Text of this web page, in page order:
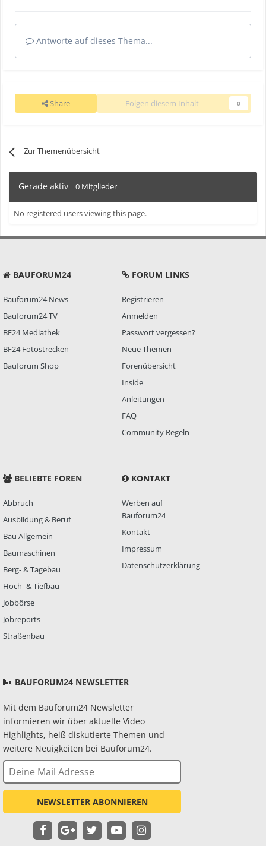
Antworte auf dieses Thema...
Share Folgen diesem Inhalt 0
Zur Themenübersicht
Gerade aktiv 0 Mitglieder
No registered users viewing this page.
BAUFORUM24
Bauforum24 News
Bauforum24 TV
BF24 Mediathek
BF24 Fotostrecken
Bauforum Shop
FORUM LINKS
Registrieren
Anmelden
Passwort vergessen?
Neue Themen
Forenübersicht
Inside
Anleitungen
FAQ
Community Regeln
BELIEBTE FOREN
Abbruch
Ausbildung & Beruf
Bau Allgemein
Baumaschinen
Berg- & Tagebau
Hoch- & Tiefbau
Jobbörse
Jobreports
Straßenbau
KONTAKT
Werben auf
Bauforum24
Kontakt
Impressum
Datenschutzerklärung
BAUFORUM24 NEWSLETTER
Mit dem Bauforum24 Newsletter
informieren wir über aktuelle Video
Highlights, heiß diskutierte Themen und
weitere Neuigkeiten bei Bauforum24.
NEWSLETTER ABONNIEREN